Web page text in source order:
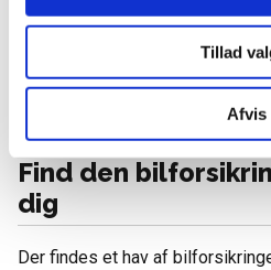
Tillad
Afvis
udbetalte TryghedsGruppen en
medlemmerne. Derudover er
du tegner en bilforsikring hos
Tryg Vejhælp hos Trygs
Find den
dig
Der findes et hav af